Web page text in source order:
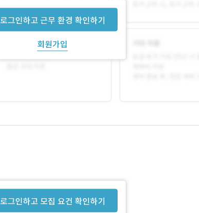
로그인하고 근무 환경 확인하기
회원가입
로그인하고 모집 요건 확인하기